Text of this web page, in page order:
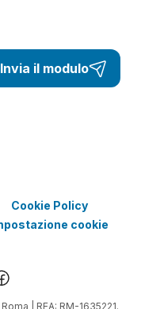
Invia il modulo
Cookie Policy
cookie
| REA: RM-1635221.